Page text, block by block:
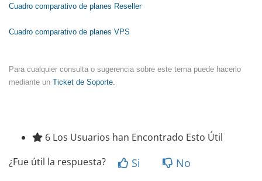
Cuadro comparativo de planes Reseller
Cuadro comparativo de planes VPS
Para cualquier consulta o sugerencia sobre este tema puede hacerlo
mediante un Ticket de Soporte.
6 Los Usuarios han Encontrado Esto Útil
¿Fue útil la respuesta?
Si No